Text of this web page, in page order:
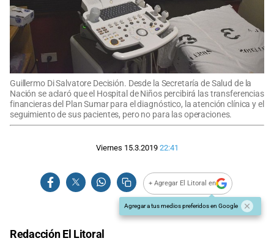
Guillermo Di Salvatore Decisión. Desde la Secretaría de Salud de la
Nación se aclaró que el Hospital de Niños percibirá las transferencias
financieras del Plan Sumar para el diagnóstico, la atención clínica y el
seguimiento de sus pacientes, pero no para las operaciones.
Viernes 15.3.2019 22:41
+ Agregar El Litoral en
Agregar a tus medios preferidos en Google
Redacción El Litoral